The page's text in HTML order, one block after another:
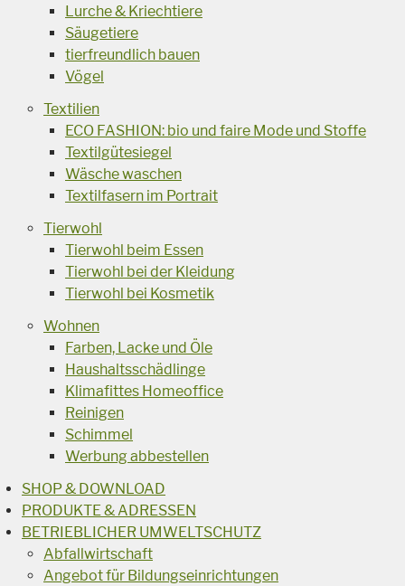
Lurche & Kriechtiere
Säugetiere
tierfreundlich bauen
Vögel
Textilien
ECO FASHION: bio und faire Mode und Stoffe
Textilgütesiegel
Wäsche waschen
Textilfasern im Portrait
Tierwohl
Tierwohl beim Essen
Tierwohl bei der Kleidung
Tierwohl bei Kosmetik
Wohnen
Farben, Lacke und Öle
Haushaltsschädlinge
Klimafittes Homeoffice
Reinigen
Schimmel
Werbung abbestellen
SHOP & DOWNLOAD
PRODUKTE & ADRESSEN
BETRIEBLICHER UMWELTSCHUTZ
Abfallwirtschaft
Angebot für Bildungseinrichtungen